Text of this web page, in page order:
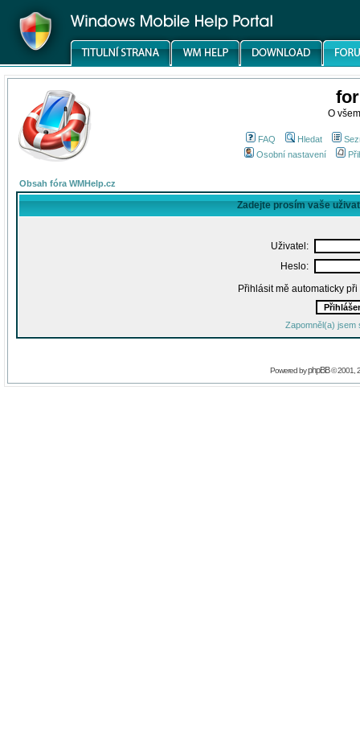
O
FAQ Hledat
Osobní nastavení
Obsah fóra WMHelp.cz
Zadejte prosím vaše
Uživatel:
Heslo:
Přihlásit mě automaticky
Zapomněl(a) jsem
Powered byphpBB© 2001,